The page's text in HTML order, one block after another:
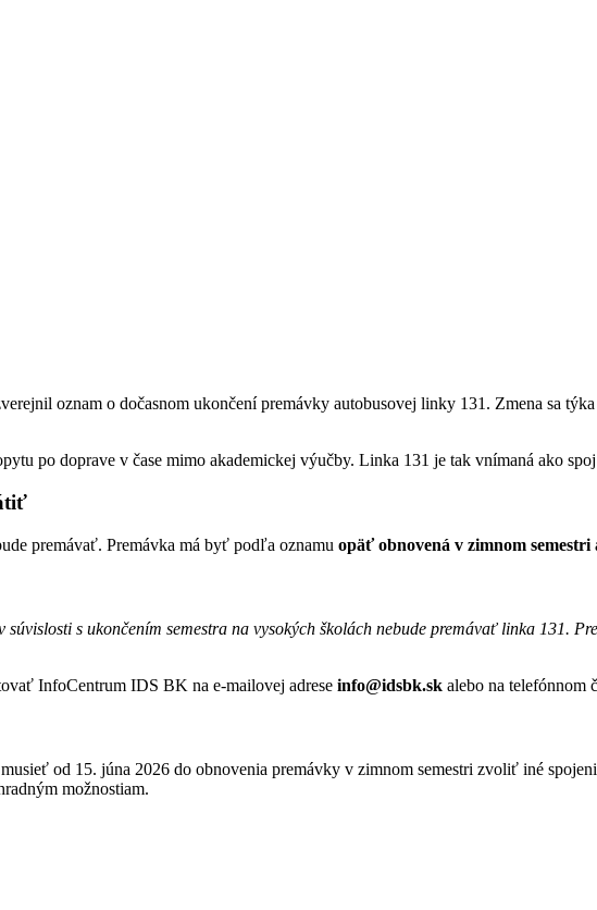
oznam o dočasnom ukončení premávky autobusovej linky 131. Zmena sa
po doprave v čase mimo akademickej výučby. Linka 131 je tak vnímaná ako
premávať. Premávka má byť podľa oznamu opäť obnovená v zimnom
súvislosti s ukončením semestra na vysokých školách nebude premávať linka 131.
InfoCentrum IDS BK na e-mailovej adrese info@idsbk.sk alebo na telefónnom
od 15. júna 2026 do obnovenia premávky v zimnom semestri zvoliť iné
možnostiam.